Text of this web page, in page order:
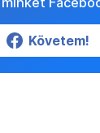
Követem!